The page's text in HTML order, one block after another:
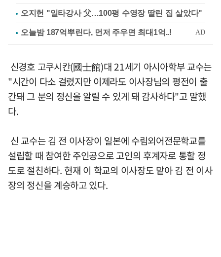
오지헌 "일타강사 父…100평 수영장 딸린 집 살았다"
신경호 고쿠시칸(國士館)대 21세기 아시아학부 교수는
"시간이 다소 걸렸지만 이제라도 이사장님의 평전이 출
간돼 그 분의 정신을 알릴 수 있게 돼 감사하다"고 말했
다.
신 교수는 김 전 이사장이 일본에 수림외어전문학교를
설립할 때 참여한 주인공으로 고인의 후계자로 통할 정
도로 절친하다. 현재 이 학교의 이사장도 맡아 김 전 이사
장의 정신을 계승하고 있다.